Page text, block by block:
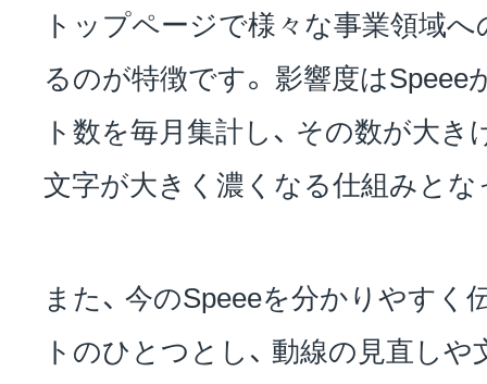
トップページで様々な事業領域
るのが特徴です。 影響度は
ト数を毎月集計し、 その数が大
文字が大きく濃くなる仕組みとな
また、 今のSpeeeを分かりやす
トのひとつと し、 動線の見直し